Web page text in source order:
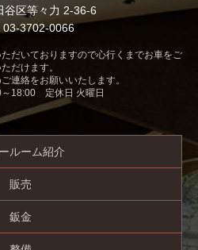
谷区等々力 2-36-6
03-3702-0066
だいておりますので心行くまでお車をご
だけます。
連絡をお願いいたします。
～18:00 定休日 火曜日
ルーム紹介
販売
鈑金